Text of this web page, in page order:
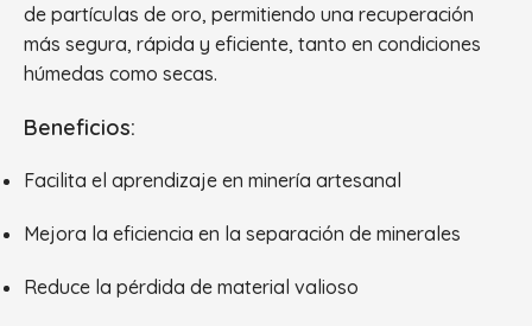
de partículas de oro, permitiendo una recuperación
más segura, rápida y eficiente, tanto en condiciones
húmedas como secas.
Beneficios:
Facilita el aprendizaje en minería artesanal
Mejora la eficiencia en la separación de minerales
Reduce la pérdida de material valioso